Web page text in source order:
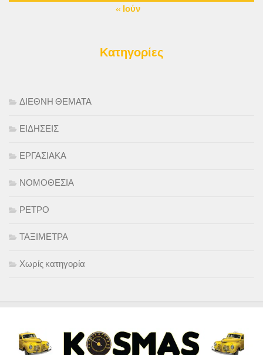
« Ιούν
Κατηγορίες
ΔΙΕΘΝΗ ΘΕΜΑΤΑ
ΕΙΔΗΣΕΙΣ
ΕΡΓΑΣΙΑΚΑ
ΝΟΜΟΘΕΣΙΑ
ΡΕΤΡΟ
ΤΑΞΙΜΕΤΡΑ
Χωρίς κατηγορία